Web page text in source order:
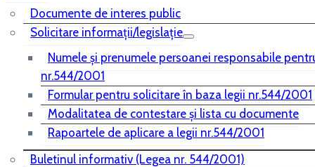
Documente de interes public
Solicitare informații/legislație
Numele și prenumele persoanei responsabile
nr.544/2001
Formular pentru solicitare în baza legii nr.544/2001
Modalitatea de contestare și lista cu documente
Rapoartele de aplicare a legii nr.544/2001
Buletinul informativ (Legea nr. 544/2001)